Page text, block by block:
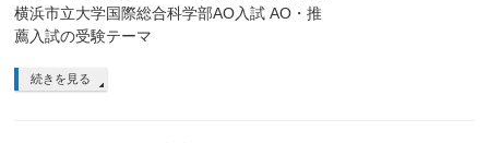
横浜市立大学国際総合科学部AO入試 AO・推
薦入試の受験テーマ
続きを見る